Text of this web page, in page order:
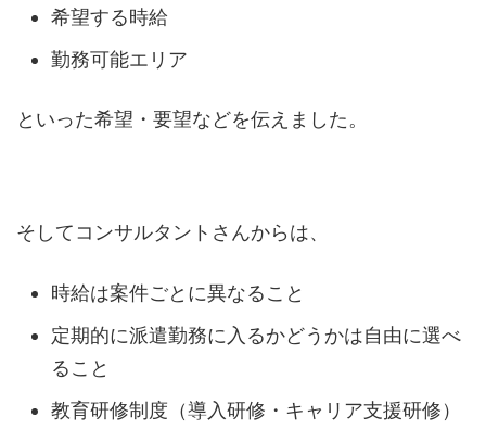
希望する時給
勤務可能エリア
といった希望・要望などを伝えました。
そしてコンサルタントさんからは、
時給は案件ごとに異なること
定期的に派遣勤務に入るかどうかは自由に選べ
ること
教育研修制度（導入研修・キャリア支援研修）